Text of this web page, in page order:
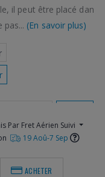
il peut être placé dan
pas... (En savoir plus)
Par Fret Aérien Suivi
19 Aoû-7 Sep
ACHETER